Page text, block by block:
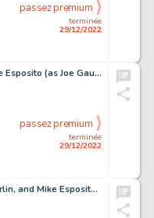
terminée
29/12/2022
passez premium
Marie Severin and Mike Esposito (as Joe Gaudioso) Sub-Mariner #18 Story Page 13 Original Art (Marvel, 1969)....
terminée
29/12/2022
passez premium
Win Mortimer, Don Perlin, and Mike Esposito Spidey Super Stories #32 Splash Page 20 Dr. Octopus Original Art (Marv...